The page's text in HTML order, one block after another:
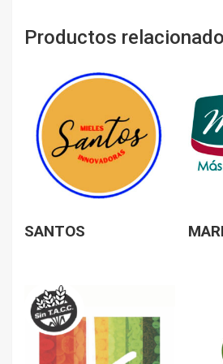
Productos
SANTOS